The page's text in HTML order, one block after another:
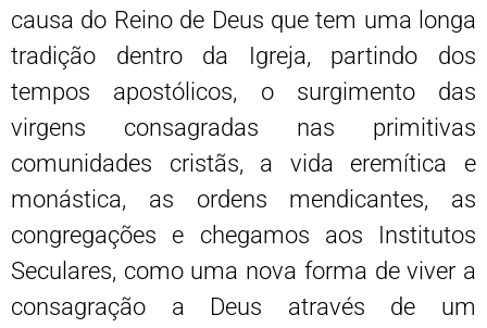
causa do Reino de Deus que tem uma longa
tradição dentro da Igreja, partindo dos
tempos apostólicos, o surgimento das
virgens consagradas nas primitivas
comunidades cristãs, a vida eremítica e
monástica, as ordens mendicantes, as
congregações e chegamos aos Institutos
Seculares, como uma nova forma de viver a
consagração a Deus através de um